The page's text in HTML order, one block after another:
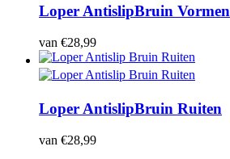
Loper AntislipBruin Vormen
van €28,99
Loper AntislipBruin Ruiten
van €28,99